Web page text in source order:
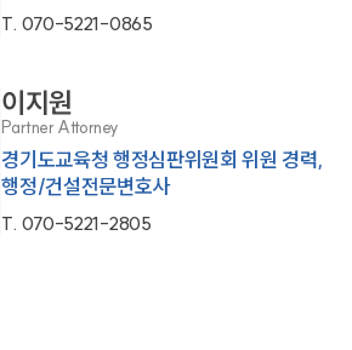
T. 070-5221-0865
이지원
Partner Attorney
경기도교육청 행정심판위원회 위원 경력,
행정/건설전문변호사
T. 070-5221-2805